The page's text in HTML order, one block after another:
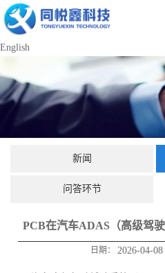
English
新闻
问答环节
PCB在汽车ADAS（高级驾
日期： 2026-04-08